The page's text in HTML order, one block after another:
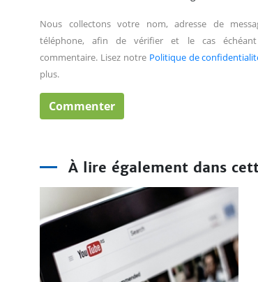
Nous collectons votre nom, adresse de
téléphone, afin de vérifier et le cas
commentaire. Lisez notre Politique de
plus.
À lire également dans